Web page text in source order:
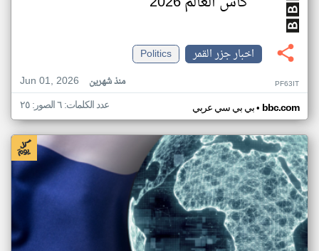
اخبار جزر القمر
Politics
Jun 01, 2026
منذ شهرين PF63IT
بي بي سي عربي• bbc.com عدد الكلمات: ٦ الصور: ٢٥